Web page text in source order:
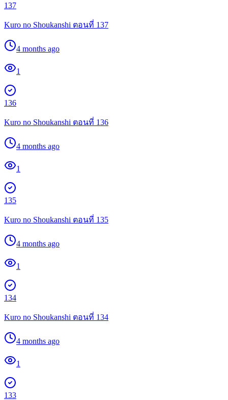
137
Kuro no Shoukanshi ตอนที่ 137
4 months ago
1
136
Kuro no Shoukanshi ตอนที่ 136
4 months ago
1
135
Kuro no Shoukanshi ตอนที่ 135
4 months ago
1
134
Kuro no Shoukanshi ตอนที่ 134
4 months ago
1
133